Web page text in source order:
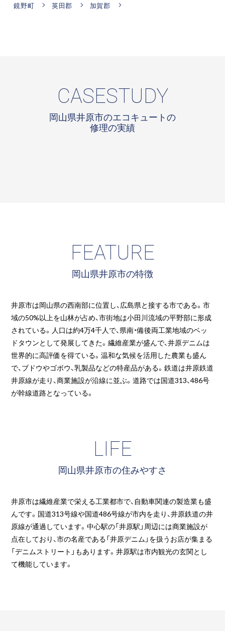
鏡野町
英田郡 加賀郡
CASESTUDY
岡山県井原市のエコキュートの
修理の実績
FEATURE
岡山県井原市の特徴
井原市は岡山県の西南部に位置し、広島県と接する市である。市
域の50%以上を山林が占め、市街地は小田川流域の平野部に形成
されている。人口は約4万4千人で、県南・備後両工業地域のベッ
ドタウンとして発展してきた。繊維産業が盛んで、井原デニムは
世界的に高評価を得ている。温和な気候を活用した農業も盛ん
で、ブドウやゴボウ、乳製品などの特産品がある。鉄道は井原鉄道
井原線が走り、商業施設が沿線に並ぶ。道路では国道313、486号
が幹線道路となっている。
LIFE
岡山県井原市の住みやすさ
井原市は繊維産業で栄える工業都市で、自動車関連の製造業も盛
んです。国道313号線や国道486号線が市内を走り、井原鉄道の井
原線が通過しています。中心駅の「井原駅」周辺には商業施設が
点在しており、市の名産である「井原デニム」を扱うお店が集まる
「デニムストリート」もあります。井原駅は市内観光の玄関とし
て機能しています。